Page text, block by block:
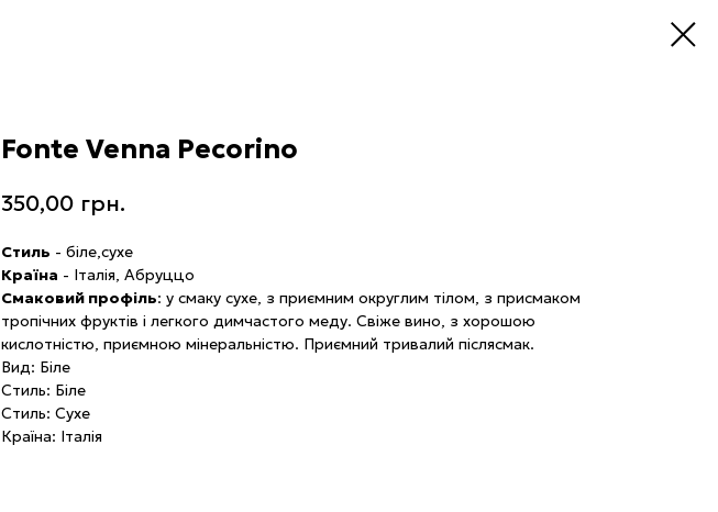
Fonte Venna Pecorino
350,00 грн.
Стиль - біле,сухе
Країна - Італія, Абруццо
Смаковий профіль: у смаку сухе, з приємним округлим тілом, з присмаком
тропічних фруктів і легкого димчастого меду. Свіже вино, з хорошою
кислотністю, приємною мінеральністю. Приємний тривалий післясмак.
Вид: Біле
Стиль: Біле
Стиль: Сухе
Країна: Італія